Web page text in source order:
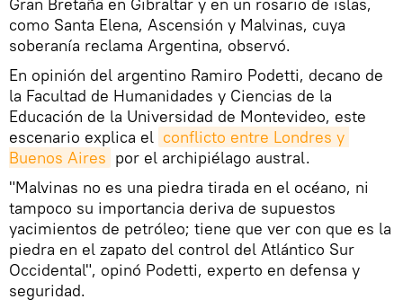
como Santa Elena, Ascensión y Malvinas, cuya
soberanía reclama Argentina, observó.
En opinión del argentino Ramiro Podetti, decano de
la Facultad de Humanidades y Ciencias de la
Educación de la Universidad de Montevideo, este
escenario explica el conflicto entre Londres y
Buenos Aires por el archipiélago austral.
"Malvinas no es una piedra tirada en el océano, ni
tampoco su importancia deriva de supuestos
yacimientos de petróleo; tiene que ver con que es la
piedra en el zapato del control del Atlántico Sur
Occidental", opinó Podetti, experto en defensa y
seguridad.